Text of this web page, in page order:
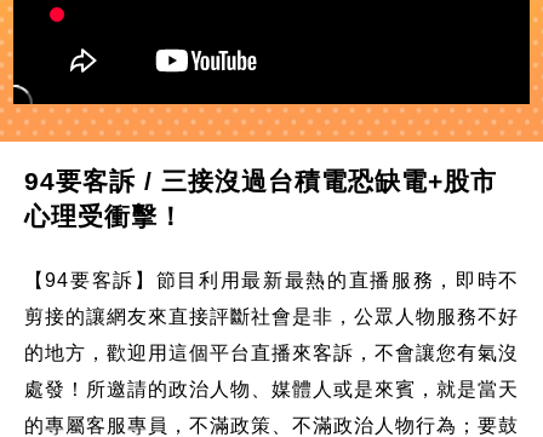
94要客訴 / 三接沒過台積電恐缺電+股市
心理受衝擊！
【94要客訴】節目利用最新最熱的直播服務，即時不
剪接的讓網友來直接評斷社會是非，公眾人物服務不好
的地方，歡迎用這個平台直播來客訴，不會讓您有氣沒
處發！所邀請的政治人物、媒體人或是來賓，就是當天
的專屬客服專員，不滿政策、不滿政治人物行為；要鼓